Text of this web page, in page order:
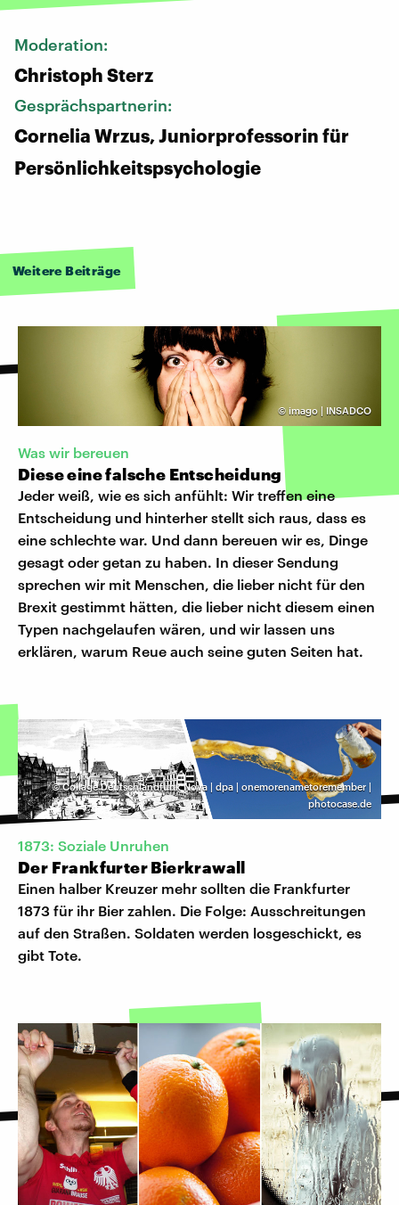
Moderation:
Christoph Sterz
Gesprächspartnerin:
Cornelia Wrzus, Juniorprofessorin für
Persönlichkeitspsychologie
Weitere Beiträge
© imago | INSADCO
Was wir bereuen
Diese eine falsche Entscheidung
Jeder weiß, wie es sich anfühlt: Wir treffen eine
Entscheidung und hinterher stellt sich raus, dass es
eine schlechte war. Und dann bereuen wir es, Dinge
gesagt oder getan zu haben. In dieser Sendung
sprechen wir mit Menschen, die lieber nicht für den
Brexit gestimmt hätten, die lieber nicht diesem einen
Typen nachgelaufen wären, und wir lassen uns
erklären, warum Reue auch seine guten Seiten hat.
©Collage Deutschlandfunk Nova | dpa | onemorenametoremember |
photocase.de
1873: Soziale Unruhen
Der Frankfurter Bierkrawall
Einen halber Kreuzer mehr sollten die Frankfurter
1873 für ihr Bier zahlen. Die Folge: Ausschreitungen
auf den Straßen. Soldaten werden losgeschickt, es
gibt Tote.